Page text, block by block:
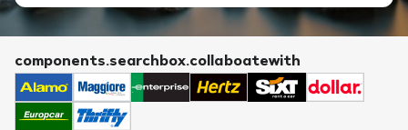
components.searchbox.collaboatewith